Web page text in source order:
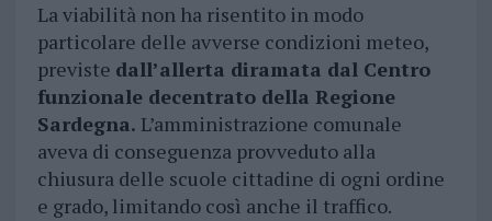
La viabilità non ha risentito in modo
particolare delle avverse condizioni meteo,
previste dall’allerta diramata dal Centro
funzionale decentrato della Regione
Sardegna. L’amministrazione comunale
aveva di conseguenza provveduto alla
chiusura delle scuole cittadine di ogni ordine
e grado, limitando così anche il traffico.